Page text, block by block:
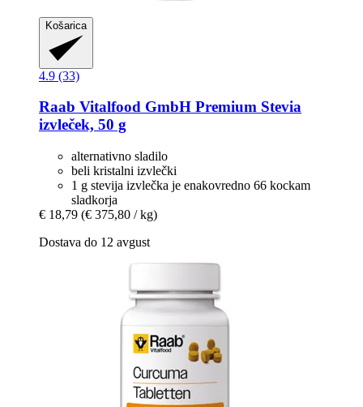
Košarica
4.9 (33)
Raab Vitalfood GmbH Premium Stevia
izvleček, 50 g
alternativno sladilo
beli kristalni izvlečki
1 g stevija izvlečka je enakovredno 66 kockam
sladkorja
€ 18,79 (€ 375,80 / kg)
Dostava do 12 avgust